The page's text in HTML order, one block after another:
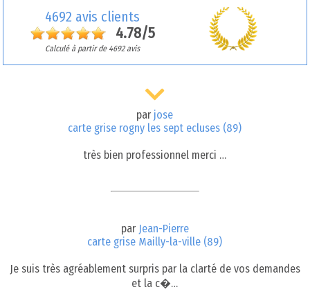
4692 avis clients
4.78/5
Calculé à partir de 4692 avis
par jose
carte grise rogny les sept ecluses (89)
très bien professionnel merci …
par Jean-Pierre
carte grise Mailly-la-ville (89)
Je suis très agréablement surpris par la clarté de vos demandes
et la c�…